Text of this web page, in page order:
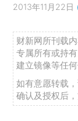
2013年11月22日
财新网所刊载
专属所有或持
建立镜像等任何
如有意愿转载
确认及授权后，